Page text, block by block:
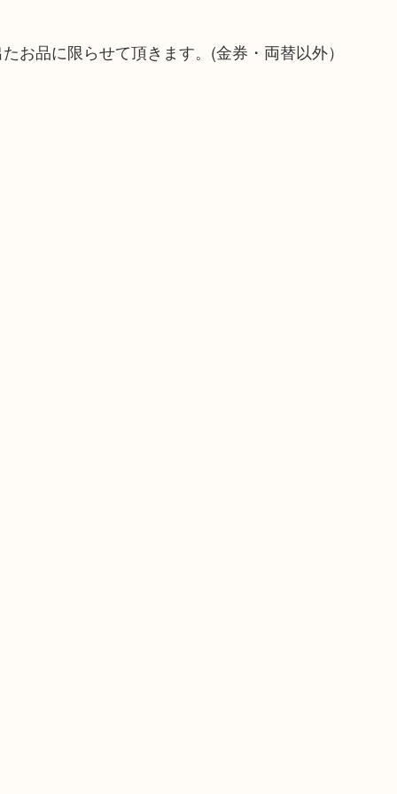
お品に限らせて頂きます。(金券・両替以外）